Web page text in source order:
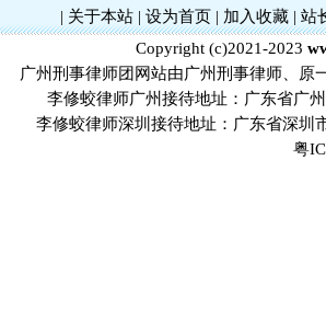
| 关于本站| 设为首页| 加入收藏| 站
Copyright (c)2021-2023
广州刑事律师团网站由广州刑事律师、原
李修蛟律师广州接待地址：广东省广
李修蛟律师深圳接待地址：广东省深圳
粤